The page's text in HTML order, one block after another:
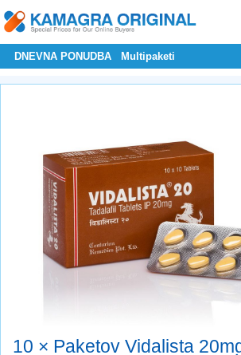
DNEVNA PONUDBA Multipaketi
10 × Paketov Vidalista